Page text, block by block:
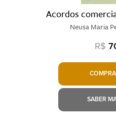
Acordos
Neusa Maria
R$
SABER